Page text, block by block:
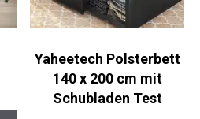
Yaheetech Polsterbett
140 x 200 cm mit
Schubladen Test